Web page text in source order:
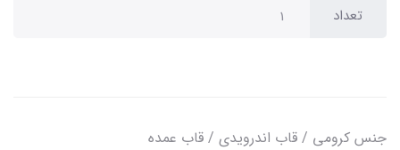
تعداد
جنس کرومی / قاب اندرویدی / قاب عمده